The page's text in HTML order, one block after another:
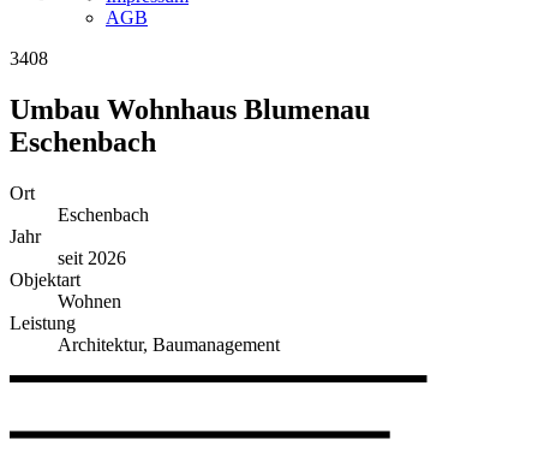
AGB
3408
Umbau Wohnhaus Blumenau
Eschenbach
Ort
Eschenbach
Jahr
seit 2026
Objektart
Wohnen
Leistung
Architektur, Baumanagement